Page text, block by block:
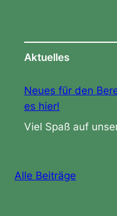
Aktuelles
Neues für den
es hier!
Viel Spaß auf
Alle Beiträge